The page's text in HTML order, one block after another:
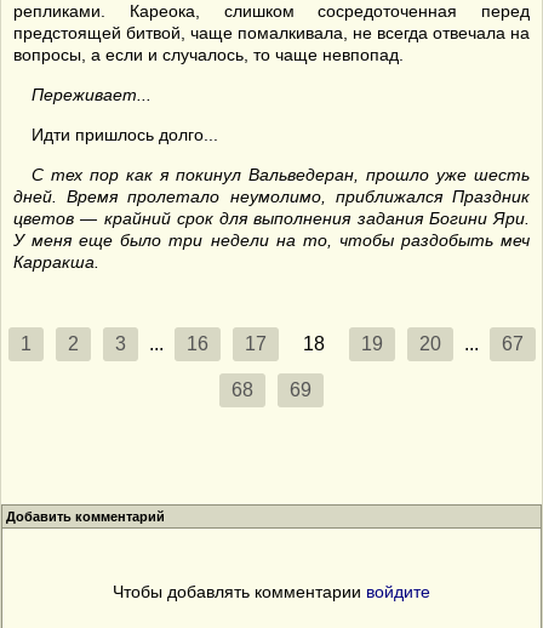
репликами. Кареока, слишком сосредоточенная перед
предстоящей битвой, чаще помалкивала, не всегда отвечала на
вопросы, а если и случалось, то чаще невпопад.
Переживает...
Идти пришлось долго...
С тех пор как я покинул Вальведеран, прошло уже шесть
дней. Время пролетало неумолимо, приближался Праздник
цветов — крайний срок для выполнения задания Богини Яри.
У меня еще было три недели на то, чтобы раздобыть меч
Карракша.
1 2 3 ... 16 17 18 19 20 ... 67
68 69
Добавить комментарий
Чтобы добавлять комментарии войдите